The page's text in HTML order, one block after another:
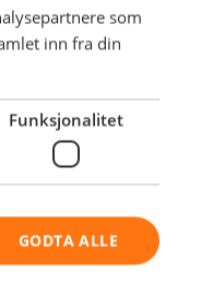
Cloud
som
inn fra din
Funksjonalitet
GODTA ALLE